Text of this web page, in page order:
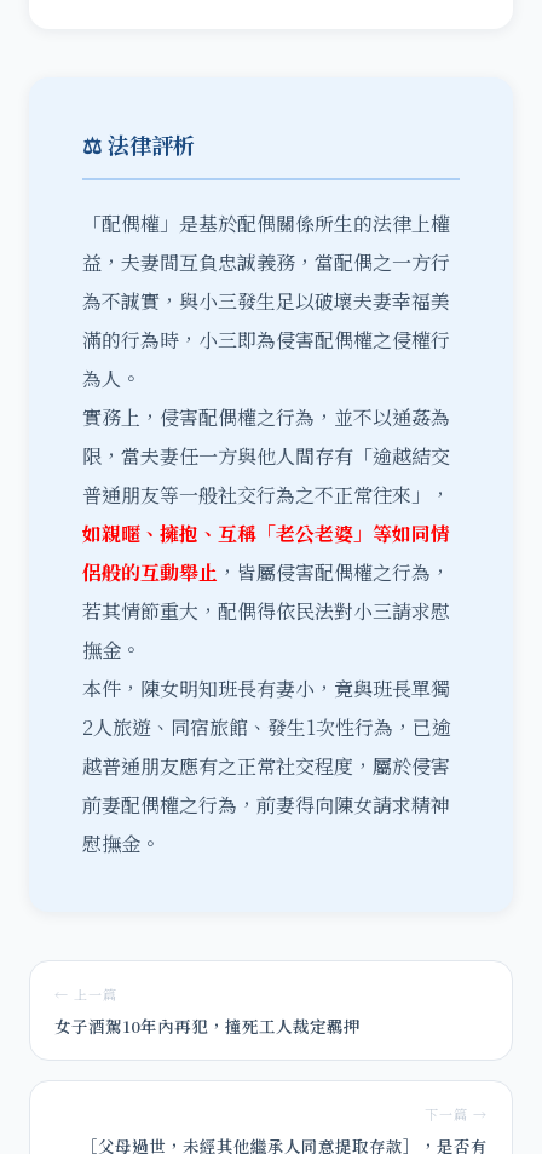
⚖️ 法律評析
「配偶權」是基於配偶關係所生的法律上權
益，夫妻間互負忠誠義務，當配偶之一方行
為不誠實，與小三發生足以破壞夫妻幸福美
滿的行為時，小三即為侵害配偶權之侵權行
為人。
實務上，侵害配偶權之行為，並不以通姦為
限，當夫妻任一方與他人間存有「逾越結交
普通朋友等一般社交行為之不正常往來」，
如親暱、擁抱、互稱「老公老婆」等如同情
侶般的互動舉止 ，皆屬侵害配偶權之行為，
若其情節重大，配偶得依民法對小三請求慰
撫金。
本件，陳女明知班長有妻小，竟與班長單獨
2人旅遊、同宿旅館、發生1次性行為，已逾
越普通朋友應有之正常社交程度，屬於侵害
前妻配偶權之行為，前妻得向陳女請求精神
慰撫金。
← 上一篇
女子酒駕10年內再犯，撞死工人裁定羈押
下一篇 →
［父母過世，未經其他繼承人同意提取存款］，是否有